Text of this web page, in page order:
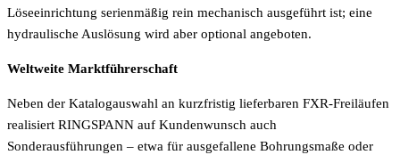
Löseeinrichtung serienmäßig rein mechanisch ausgeführt ist; eine
hydraulische Auslösung wird aber optional angeboten.
Weltweite Marktführerschaft
Neben der Katalogauswahl an kurzfristig lieferbaren FXR-Freiläufen
realisiert RINGSPANN auf Kundenwunsch auch
Sonderausführungen – etwa für ausgefallene Bohrungsmaße oder